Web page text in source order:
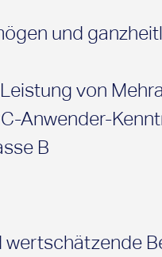
und
von
Anwender-
B
wertschätzende